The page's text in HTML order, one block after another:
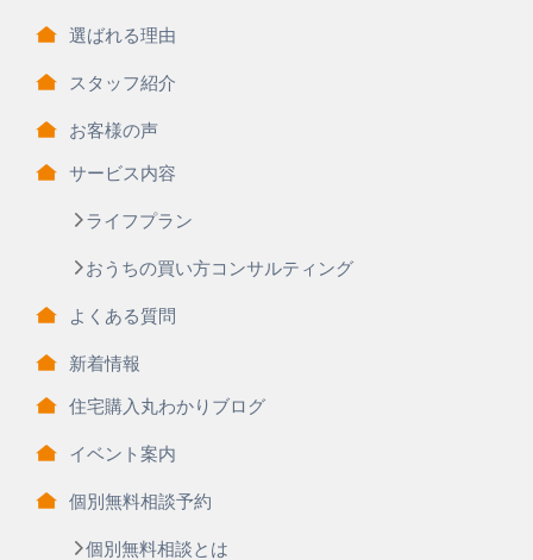
選ばれる理由
スタッフ紹介
お客様の声
サービス内容
ライフプラン
おうちの買い方コンサルティング
よくある質問
新着情報
住宅購入丸わかりブログ
イベント案内
個別無料相談予約
個別無料相談とは